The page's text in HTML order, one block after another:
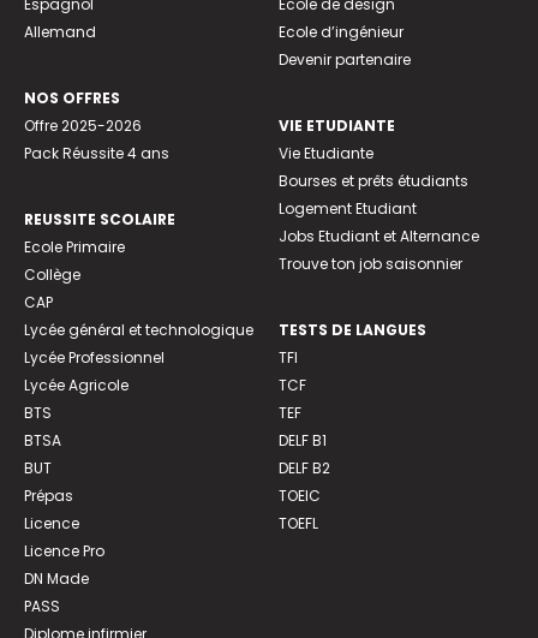
Allemand
NOS OFFRES
Offre 2025-2026
Pack Réussite 4 ans
REUSSITE SCOLAIRE
Ecole Primaire
Collège
CAP
Lycée général et technologique
Lycée Professionnel
Lycée Agricole
BTS
BTSA
BUT
Prépas
Licence
Licence Pro
DN Made
PASS
Diplome infirmier
Ecole d’ingénieur
Devenir partenaire
VIE ETUDIANTE
Vie Etudiante
Bourses et prêts étudiants
Logement Etudiant
Jobs Etudiant et Alternance
Trouve ton job saisonnier
TESTS DE LANGUES
TFI
TCF
TEF
DELF B1
DELF B2
TOEIC
TOEFL